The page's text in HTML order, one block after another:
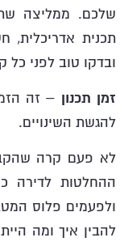
שלכם. ממליצה
תכנית אדריכלית,
ובדקו טוב לפני
זמן תכנון – זה
להגשת השינויים.
לא פעם קרה
ההחלטות לדירה
ולפעמים פלוס
להבין איך ומה